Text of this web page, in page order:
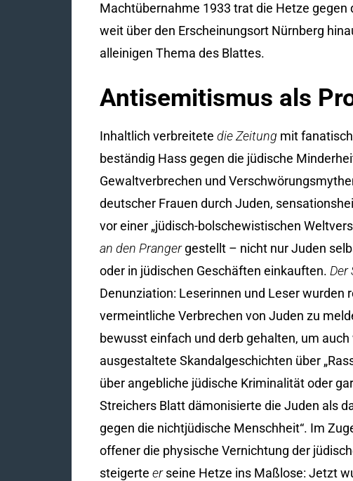
Machtübernahme 1933 trat die Hetze
weit über den Erscheinungsort Nürnberg
alleinigen Thema des Blattes.
Antisemitismus als
Inhaltlich verbreitete die Zeitung mit
beständig Hass gegen die jüdische
Gewaltverbrechen und
deutscher Frauen durch Juden,
vor einer „jüdisch-bolschewistischen
an den Prangergestellt – nicht nur Juden
oder in jüdischen Geschäften einkauften. Der
Denunziation: Leserinnen und Leser wurden
vermeintliche Verbrechen von Juden zu
bewusst einfach und derb gehalten, um
ausgestaltete Skandalgeschichten über
über angebliche jüdische Kriminalität oder
Streichers Blatt dämonisierte die Juden als
gegen die nichtjüdische Menschheit“. Im
offener die physische Vernichtung der
steigerte erseine Hetze ins Maßlose: Jetzt